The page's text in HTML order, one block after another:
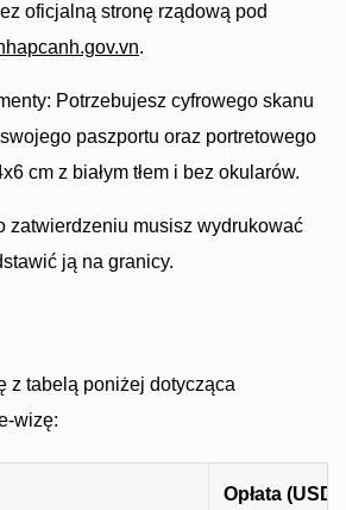
oficjalną stronę rządową pod
.
Potrzebujesz cyfrowego skanu
paszportu oraz portretowego
cm z białym tłem i bez okularów.
zatwierdzeniu musisz wydrukować
ją na granicy.
z tabelą poniżej dotycząca
wizę:
Opłata (USD)